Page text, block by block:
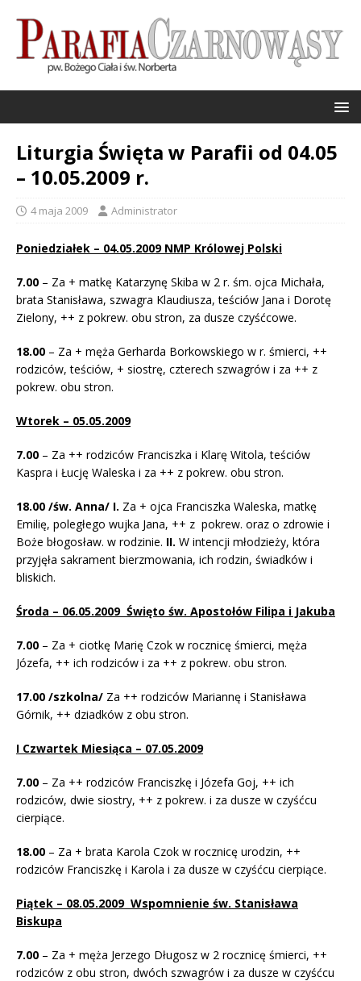
Liturgia Święta w Parafii od 04.05
– 10.05.2009 r.
4 maja 2009 Administrator
Poniedziałek – 04.05.2009 NMP Królowej Polski
7.00 – Za + matkę Katarzynę Skiba w 2 r. śm. ojca Michała,
brata Stanisława, szwagra Klaudiusza, teściów Jana i Dorotę
Zielony, ++ z pokrew. obu stron, za dusze czyśćcowe.
18.00 – Za + męża Gerharda Borkowskiego w r. śmierci, ++
rodziców, teściów, + siostrę, czterech szwagrów i za ++ z
pokrew. obu stron.
Wtorek – 05.05.2009
7.00 – Za ++ rodziców Franciszka i Klarę Witola, teściów
Kaspra i Łucję Waleska i za ++ z pokrew. obu stron.
18.00 /św. Anna/ I. Za + ojca Franciszka Waleska, matkę
Emilię, poległego wujka Jana, ++ z pokrew. oraz o zdrowie i
Boże błogosław. w rodzinie. II. W intencji młodzieży, która
przyjęła sakrament bierzmowania, ich rodzin, świadków i
bliskich.
Środa – 06.05.2009 Święto św. Apostołów Filipa i Jakuba
7.00 – Za + ciotkę Marię Czok w rocznicę śmierci, męża
Józefa, ++ ich rodziców i za ++ z pokrew. obu stron.
17.00 /szkolna/ Za ++ rodziców Mariannę i Stanisława
Górnik, ++ dziadków z obu stron.
I Czwartek Miesiąca – 07.05.2009
7.00 – Za ++ rodziców Franciszkę i Józefa Goj, ++ ich
rodziców, dwie siostry, ++ z pokrew. i za dusze w czyśćcu
cierpiące.
18.00 – Za + brata Karola Czok w rocznicę urodzin, ++
rodziców Franciszkę i Karola i za dusze w czyśćcu cierpiące.
Piątek – 08.05.2009 Wspomnienie św. Stanisława
Biskupa
7.00 – Za + męża Jerzego Długosz w 2 rocznicę śmierci, ++
rodziców z obu stron, dwóch szwagrów i za dusze w czyśćcu